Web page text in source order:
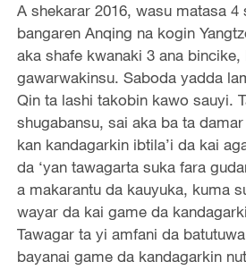
A shekarar 2016, wasu matasa 4
bangaren Anqing na kogin
aka shafe kwanaki 3 ana
gawarwakinsu. Saboda yadda
Qin ta lashi takobin kawo sauyi.
shugabansu, sai aka ba ta
kan kandagarkin ibtila’i da kai
da ‘yan tawagarta suka fara
a makarantu da kauyuka, kuma
wayar da kai game da
Tawagar ta yi amfani da
bayanai game da kandagarkin